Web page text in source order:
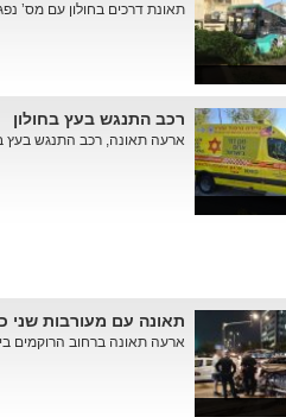
תאונת דרכים בחולון עם מס’
רכב התנגש בעץ בחולון
ארעה תאונה, רכב התנגש בעץ
תאונה עם מעורבות שני
ארעה תאונה ברחוב הרוקמים